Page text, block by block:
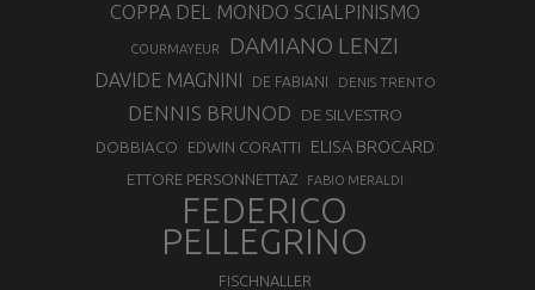
COPPA DEL MONDO SCIALPINISMO
COURMAYEUR DAMIANO LENZI
DAVIDE MAGNINI DE FABIANI DENIS TRENTO
DENNIS BRUNOD DE SILVESTRO
DOBBIACO EDWIN CORATTI ELISA BROCARD
ETTORE PERSONNETTAZ FABIO MERALDI
FEDERICO
PELLEGRINO
FISCHNALLER